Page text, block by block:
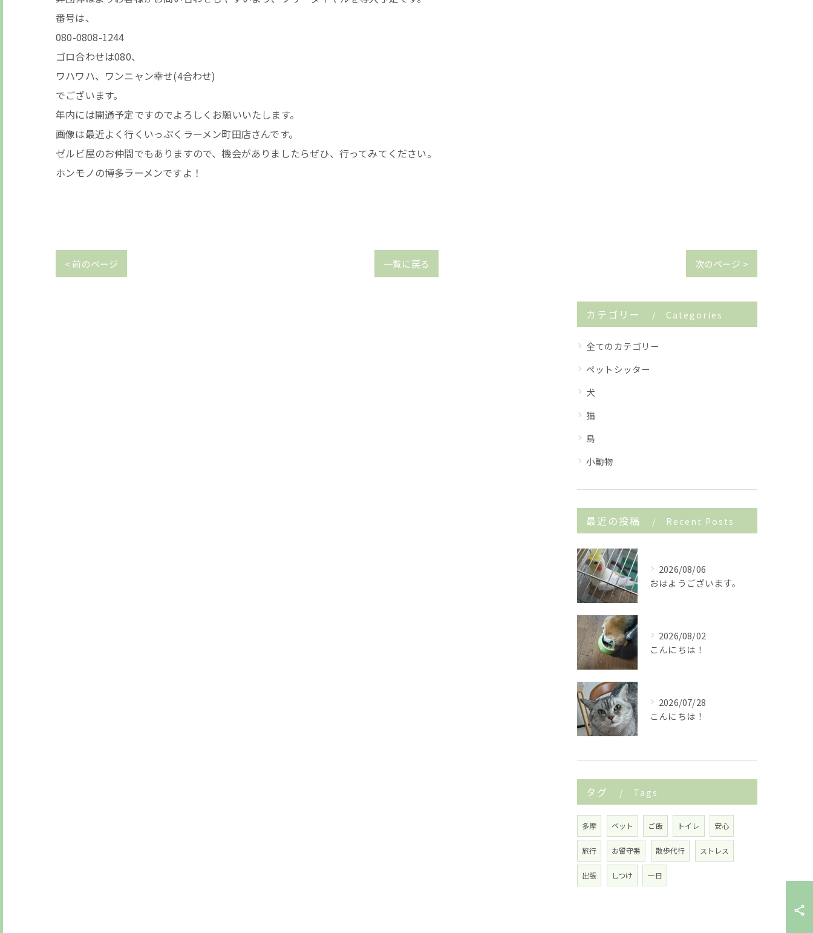
番号は、
080-0808-1244
ゴロ合わせは080、
ワハワハ、ワンニャン幸せ(4合わせ)
でございます。
年内には開通予定ですのでよろしくお願いいたします。
画像は最近よく行くいっぷくラーメン町田店さんです。
ゼルビ屋のお仲間でもありますので、機会がありましたらぜひ、行ってみてください。
ホンモノの博多ラーメンですよ！
< 前のページ 一覧に戻る 次のページ >
カテゴリー Categories
全てのカテゴリー
ペットシッター
犬
猫
鳥
小動物
最近の投稿 Recent Posts
2026/08/06
おはようございます。
2026/08/02
こんにちは！
2026/07/28
こんにちは！
タグ Tags
多摩 ペット ご飯 トイレ 安心
旅行 お留守番 散歩代行 ストレス
出張 しつけ 一日
お悩みですか？ LINEでお気軽に質問してください！